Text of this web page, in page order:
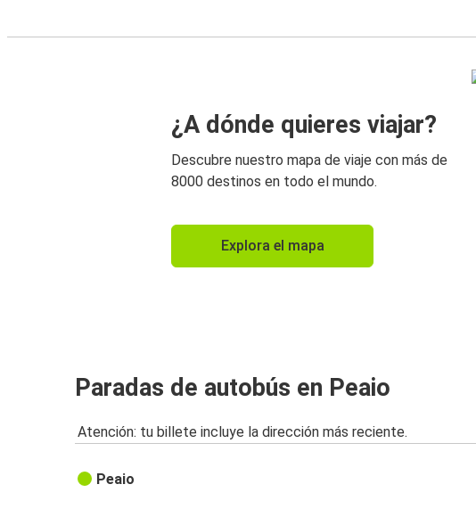
¿A dónde quieres viajar?
Descubre nuestro mapa de viaje con más de
8000 destinos en todo el mundo.
Explora el mapa
Paradas de autobús en Peaio
Atención: tu billete incluye la dirección más reciente.
Peaio